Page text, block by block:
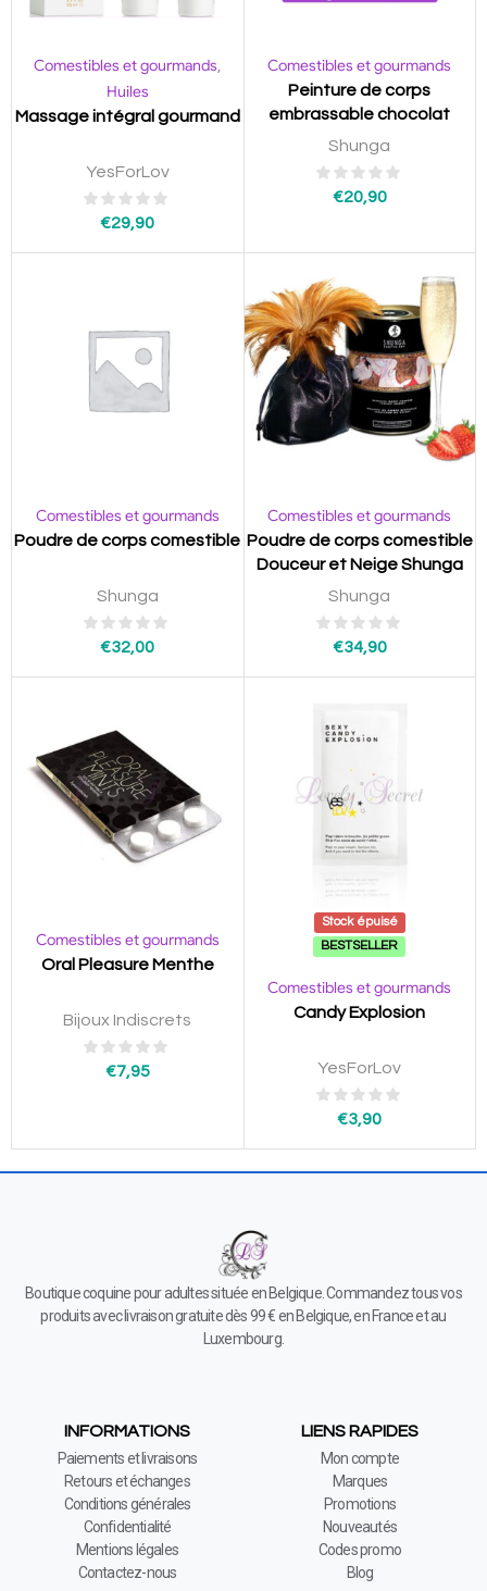
Comestibles et gourmands
Huiles
Massage intégral gourmand
YesForLov
€29,90
Comestibles et gourmands
Peinture de corps
embrassable chocolat
Shunga
€20,90
Comestibles et gourmands
Poudre de corps comestible
Shunga
€32,00
Comestibles et gourmands
Poudre de corps comestible
Douceur et Neige Shunga
Shunga
€34,90
Comestibles et gourmands
Oral Pleasure Menthe
Bijoux Indiscrets
€7,95
Stock épuisé
BESTSELLER
Comestibles et gourmands
Candy Explosion
YesForLov
€3,90
Boutique coquine pour adultes située en Belgique. Commandez tous vos
produits avec livraison gratuite dès 99 € en Belgique, en France et au
Luxembourg.
INFORMATIONS
Paiements et livraisons
Retours et échanges
Conditions générales
Confidentialité
Mentions légales
Contactez-nous
LIENS RAPIDES
Mon compte
Marques
Promotions
Nouveautés
Codes promo
Blog